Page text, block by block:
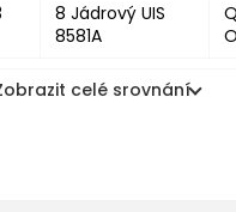
8 Jádrový UIS
8581A
celé srovnání